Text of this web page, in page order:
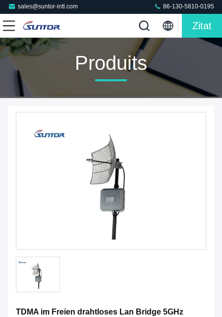
sales@suntor-intl.com 86-130-5810-0195
Zitat
Produits
TDMA im Freien drahtloses Lan Bridge 5GHz